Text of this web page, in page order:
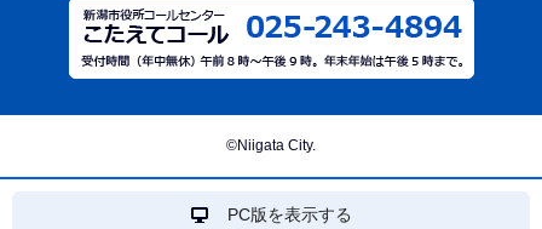
©Niigata City.
PC版を表示する